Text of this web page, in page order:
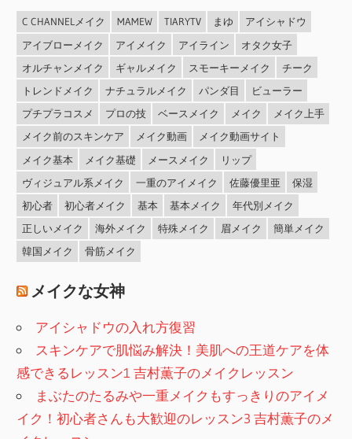
C CHANNELメイク MAMEW TIARYTV まゆ
アイシャドウ
アイブローメイク
アイメイク アイライン
オタク女子
オルチャンメイク
ギャルメイク スモーキーメイク
チーク
トレンドメイク
ナチュラルメイク パンダ目
ビューラー
プチプラコスメ
プロの技 ベースメイク メイク
メイク上手
メイク前のスキンケア
メイク動画
メイク動画サイト
メイク基本
メイク基礎 メースメイク
リップ
ヴィジュアル系メイク
一重のアイメイク 佐藤優里亜
保湿
初心者
初心者メイク 基本 基本メイク
年代別メイク
正しいメイク
海外メイク 特殊メイク 眉メイク
簡単メイク
韓国メイク
骨筋メイク
メイクな女神
アイシャドウの入れ方復習
スキンケアで肌悩み解決！美肌への王道ケアを体
感できるレッスン1 吉村薫子のメイクレッスン
まぶたのたるみや一重メイクもすっきりのアイメ
イク！初心者さんも大歓迎のレッスン3 吉村薫子のメ